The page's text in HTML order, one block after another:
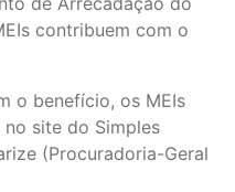
contribuem com o
o benefício, os MEIs
site do Simples
(Procuradoria-Geral